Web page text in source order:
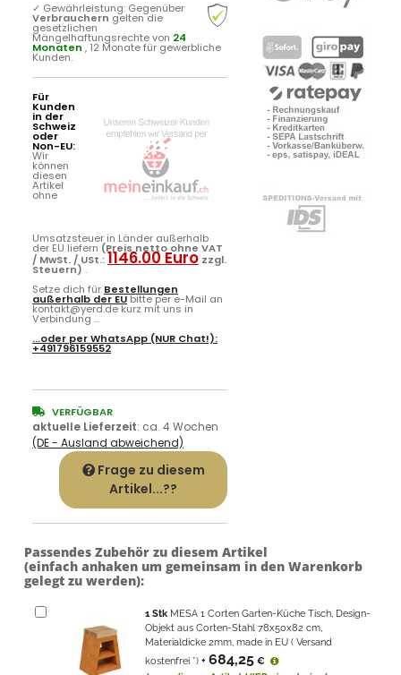
✓ Gewährleistung: Gegenüber
Verbrauchern gelten die
gesetzlichen
Mängelhaftungsrechte von 24
Monaten , 12 Monate für gewerbliche
Kunden.
Für
Kunden
in der
Schweiz
oder
Non-EU:
Wir
können
diesen
Artikel
ohne
Umsatzsteuer in Länder außerhalb
der EU liefern (Preis netto ohne VAT
/ MwSt. / USt.:1146.00 Euro zzgl.
Steuern) .
Setze dich für Bestellungen
außerhalb der EUbitte per e-Mail an
kontakt@yerd.de kurz mit uns in
Verbindung ...
...oder perWhatsApp (NUR Chat!):
+491796159552
VERFÜGBAR
aktuelle Lieferzeit: ca. 4 Wochen
(DE - Ausland abweichend)
Frage zu diesem
Artikel...??
Passendes Zubehör zu diesem Artikel
(einfach anhaken um gemeinsam in den Warenkorb
gelegt zu werden):
1Stk MESA 1 Corten Garten-Küche Tisch, Design-
Objekt aus Corten-Stahl 78x50x82 cm,
Materialdicke 2mm, made in EU ( Versand
kostenfrei *) + 684,25 €